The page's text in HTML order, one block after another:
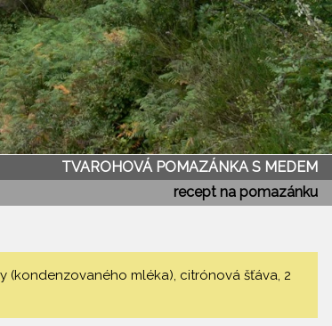
TVAROHOVÁ POMAZÁNKA S MEDEM
recept na pomazánku
(kondenzovaného mléka), citrónová šťáva, 2